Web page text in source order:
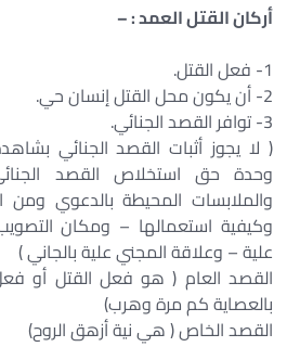
أركان القتل العمد : –
1- فعل القتل.
2- أن يكون محل القتل إنسان حي.
3- توافر القصد الجنائي.
( لا يجوز أثبات القصد الجنائي
وحدة حق استخلاص القصد
والملابسات المحيطة بالدعوي ومن
وكيفية استعمالها – ومكان
علية – وعلاقة المجني علية بالجاني )
القصد العام ( هو فعل القتل أو
بالعصاية كم مرة وهرب)
القصد الخاص ( هي نية أزهق الروح)